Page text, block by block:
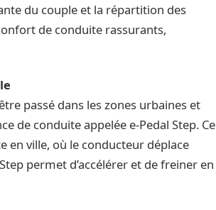
du couple et la répartition des
de conduite rassurants,
passé dans les zones urbaines et
de conduite appelée e-Pedal Step. Ce
en ville, où le conducteur déplace
permet d’accélérer et de freiner en